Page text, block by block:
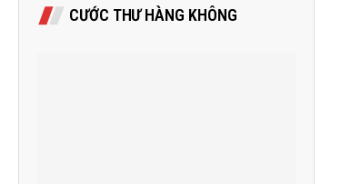
CƯỚC THƯ HÀNG KHÔNG